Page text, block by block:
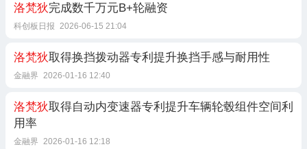
洛梵狄完成数千万元B+轮融资
科创板日报 2026-06-15 21:04
洛梵狄取得换挡拨动器专利提升换挡手感与耐用性
金融界 2026-01-16 12:40
洛梵狄取得自动内变速器专利提升车辆轮毂组件空间利
用率
金融界 2026-01-16 12:18